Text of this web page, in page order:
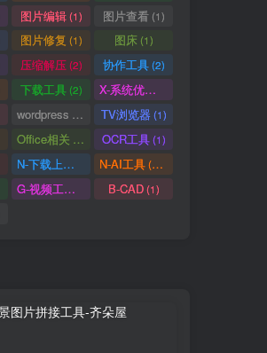
图片编辑(1) 图片查看(1)
图片修复 (1) 图床(1)
压缩解压(2) 协作工具(2)
下载工具(2) X-系统优化
wordpress TV浏览器(1)
Office相关 OCR工具(1)
N-下载上传 N-AI工具(37)
G-视频工具 B-CAD(1)